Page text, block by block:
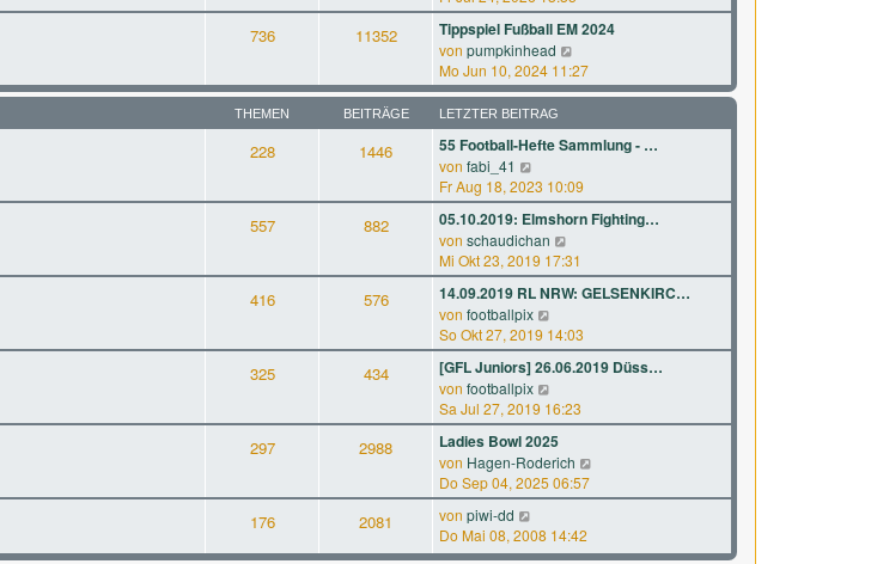
t
B
e
i
t
r
g
u
e
s
t
e
r
B
e
i
t
r
a
g
736 11352 Tippspiel Fußball EM 2024
von pumpkinhead
e
u
s
t
r
e
i
t
r
g
Mo Jun 10, 2024 11:27
THEMEN BEITRÄGE LETZTER BEITRAG
228 1446 55 Football-Hefte Sammlung - …
von fabi_41
e
u
e
s
t
e
B
e
i
t
r
a
g
Fr Aug 18, 2023 10:09
557 882 05.10.2019: Elmshorn Fighting…
von schaudichan
e
u
e
t
e
B
e
t
r
a
Mi Okt 23, 2019 17:31
416 576 14.09.2019 RL NRW: GELSENKIRC…
von footballpix
e
u
e
t
e
B
e
t
r
So Okt 27, 2019 14:03
325 434 [GFL Juniors] 26.06.2019 Düss…
von footballpix
e
u
e
s
t
r
B
Sa Jul 27, 2019 16:23
297 2988 Ladies Bowl 2025
von Hagen-Roderich
u
Do Sep 04, 2025 06:57
176 2081 von piwi-dd
e
u
Do Mai 08, 2008 14:42